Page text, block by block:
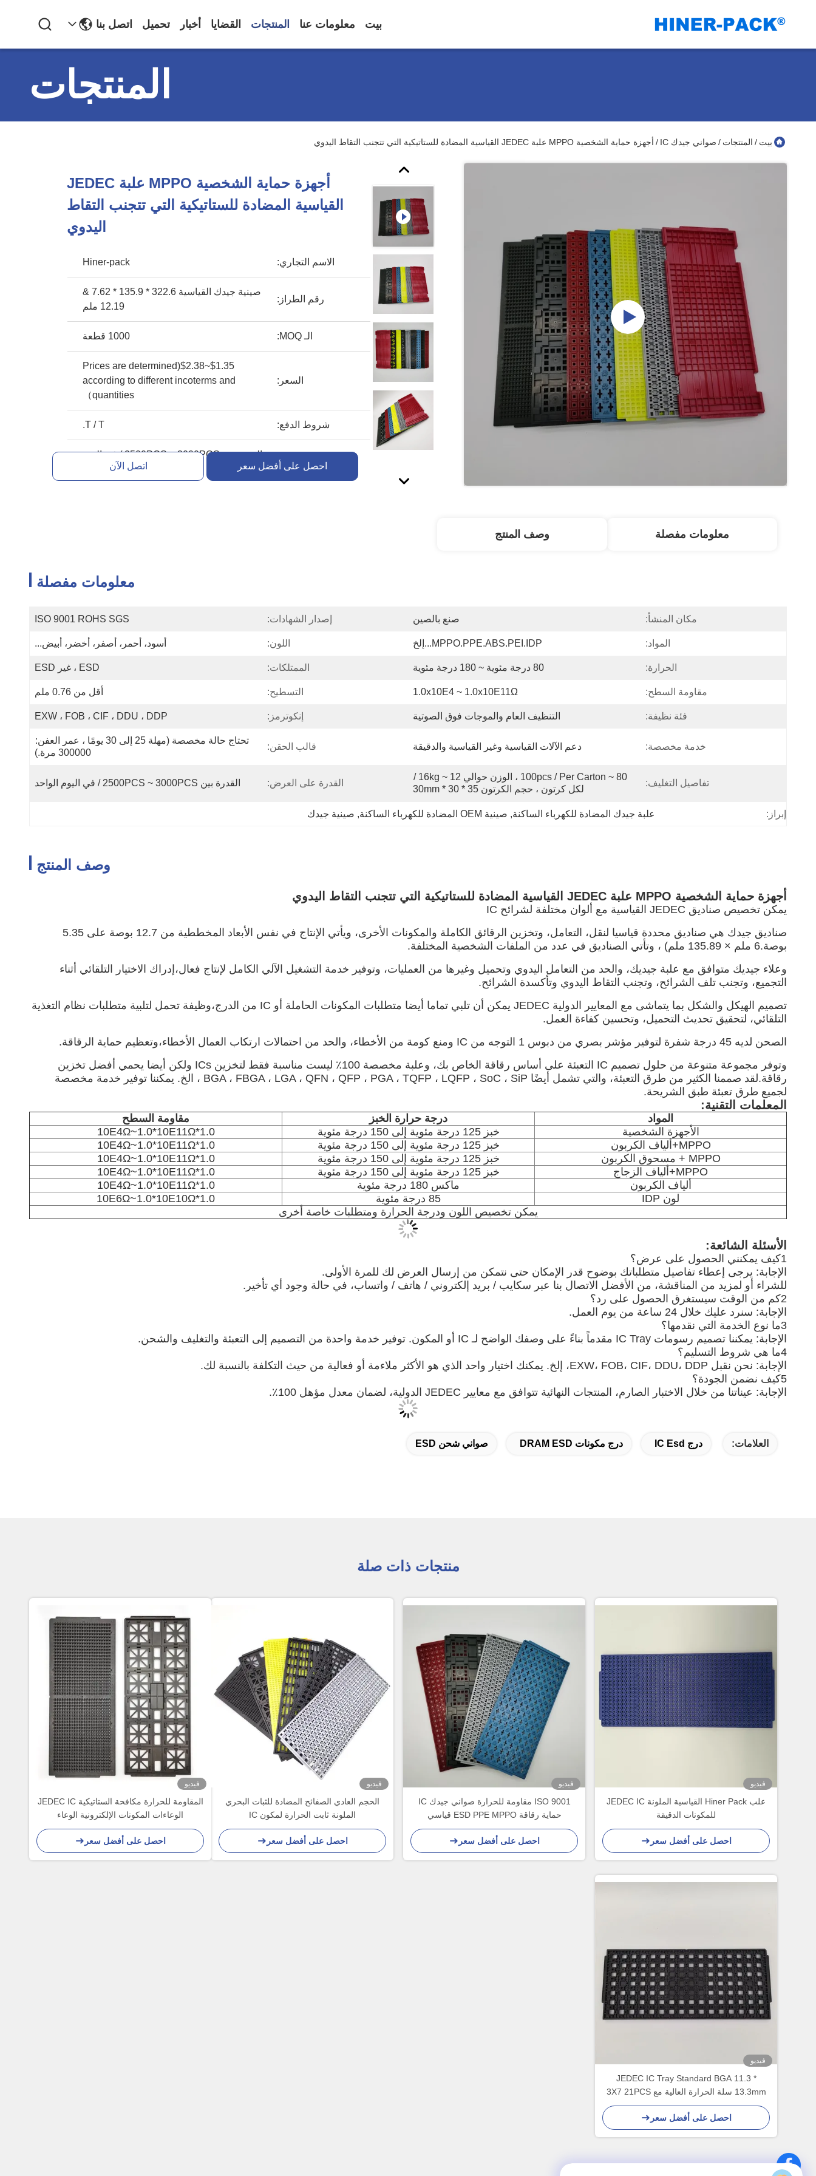
بيت معلومات عنا المنتجات القضايا أخبار تحميل اتصل بنا
المنتجات
بيت / المنتجات / صواني جيدك IC / أجهزة حماية الشخصية MPPO علبة JEDEC القياسية المضادة للستاتيكية التي تتجنب التقاط اليدوي
أجهزة حماية الشخصية MPPO علبة JEDEC
القياسية المضادة للستاتيكية التي تتجنب التقاط
اليدوي
الاسم التجاري: Hiner-pack
رقم الطراز:
صينية جيدك القياسية 322.6 * 135.9 * 7.62 &
12.19 ملم
الـ MOQ: 1000 قطعة
السعر:
$1.35~$2.38(Prices are determined
according to different incoterms and
quantities）
شروط الدفع: T / T.
القدرة على التوريد:
القدرة بين 2500PCS ~ 3000PCS / في اليوم
احصل على أفضل سعر اتصل الآن
معلومات مفصلة وصف المنتج
معلومات مفصلة
مكان المنشأ: صنع بالصين إصدار الشهادات: ISO 9001 ROHS SGS
المواد: MPPO.PPE.ABS.PEI.IDP...إلخ اللون: أسود، أحمر، أصفر، أخضر، أبيض...
الحرارة: 80 درجة مئوية ~ 180 درجة مئوية الممتلكات: ESD ، غير ESD
مقاومة السطح: 1.0x10E4 ~ 1.0x10E11Ω التسطيح: أقل من 0.76 ملم
فئة نظيفة: التنظيف العام والموجات فوق الصوتية إنكوترمز: EXW ، FOB ، CIF ، DDU ، DDP
خدمة مخصصة: دعم الآلات القياسية وغير القياسية والدقيقة قالب الحقن:
300000 مرة.)
تفاصيل التغليف:
لكل كرتون ، حجم الكرتون 35 * 30 * 30mm
القدرة على العرض: القدرة بين 2500PCS ~ 3000PCS / في اليوم الواحد
إبراز: علبة جيدك المضادة للكهرباء الساكنة, صينية OEM المضادة للكهرباء الساكنة , صينية جيدك
وصف المنتج
أجهزة حماية الشخصية MPPO علبة JEDEC القياسية المضادة للستاتيكية التي تتجنب التقاط اليدوي
يمكن تخصيص صناديق JEDEC القياسية مع ألوان مختلفة لشرائح IC
صناديق جيدك هي صناديق محددة قياسيا لنقل، التعامل، وتخزين الرقائق الكاملة والمكونات الأخرى، ويأتي الإنتاج في نفس الأبعاد المخططية من 12.7 بوصة على 5.35
بوصة.6 ملم × 135.89 ملم) ، وتأتي الصناديق في عدد من الملفات الشخصية المختلفة.
وعلاء جيديك متوافق مع علبة جيديك، والحد من التعامل اليدوي وتحميل وغيرها من العمليات، وتوفير خدمة التشغيل الآلي الكامل لإنتاج فعال،إدراك الاختيار التلقائي أثناء
التجميع، وتجنب تلف الشرائح، وتجنب التقاط اليدوي وتأكسدة الشرائح.
تصميم الهيكل والشكل بما يتماشى مع المعايير الدولية JEDEC يمكن أن تلبي تماما أيضا متطلبات المكونات الحاملة أو IC من الدرج،وظيفة تحمل لتلبية متطلبات نظام التغذية
التلقائي، لتحقيق تحديث التحميل، وتحسين كفاءة العمل.
الصحن لديه 45 درجة شفرة لتوفير مؤشر بصري من دبوس 1 التوجه من IC ومنع كومة من الأخطاء، والحد من احتمالات ارتكاب العمال الأخطاء،وتعظيم حماية الرقاقة.
وتوفر مجموعة متنوعة من حلول تصميم IC التعبئة على أساس رقاقة الخاص بك، وعلبة مخصصة 100٪ ليست مناسبة فقط لتخزين ICs ولكن أيضا يحمي أفضل تخزين
رقاقة.لقد صممنا الكثير من طرق التعبئة، والتي تشمل أيضًا BGA ، FBGA ، LGA ، QFN ، QFP ، PGA ، TQFP ، LQFP ، SoC ، SiP ، الخ. يمكننا توفير خدمة مخصصة
لجميع طرق تعبئة طبق الشريحة.
المعلمات التقنية:
المواد درجة حرارة الخبز
مقاومة السطح
الأجهزة الشخصية
خبز 125 درجة مئوية إلى 150 درجة مئوية
1.0*10E4Ω~1.0*10E11Ω
MPPO+ألياف الكربون
خبز 125 درجة مئوية إلى 150 درجة مئوية
1.0*10E4Ω~1.0*10E11Ω
MPPO + مسحوق الكربون
خبز 125 درجة مئوية إلى 150 درجة مئوية
1.0*10E4Ω~1.0*10E11Ω
MPPO+ألياف الزجاج
خبز 125 درجة مئوية إلى 150 درجة مئوية
1.0*10E4Ω~1.0*10E11Ω
ألياف الكربون
ماكس 180 درجة مئوية
1.0*10E4Ω~1.0*10E11Ω
لون IDP
85 درجة مئوية
1.0*10E6Ω~1.0*10E10Ω
يمكن تخصيص اللون ودرجة الحرارة ومتطلبات خاصة أخرى
الأسئلة الشائعة:
1كيف يمكنني الحصول على عرض؟
الإجابة: يرجى إعطاء تفاصيل متطلباتك بوضوح قدر الإمكان حتى نتمكن من إرسال العرض لك للمرة الأولى.
للشراء أو لمزيد من المناقشة، من الأفضل الاتصال بنا عبر سكايب / بريد إلكتروني / هاتف / واتساب، في حالة وجود أي تأخير.
2كم من الوقت سيستغرق الحصول على رد؟
الإجابة: سنرد عليك خلال 24 ساعة من يوم العمل.
3ما نوع الخدمة التي نقدمها؟
الإجابة: يمكننا تصميم رسومات IC Tray مقدماً بناءً على وصفك الواضح لـ IC أو المكون. توفير خدمة واحدة من التصميم إلى التعبئة والتغليف والشحن.
4ما هي شروط التسليم؟
الإجابة: نحن نقبل EXW، FOB، CIF، DDU، DDP، إلخ. يمكنك اختيار واحد الذي هو الأكثر ملاءمة أو فعالية من حيث التكلفة بالنسبة لك.
5كيف نضمن الجودة؟
الإجابة: عيناتنا من خلال الاختبار الصارم، المنتجات النهائية تتوافق مع معايير JEDEC الدولية، لضمان معدل مؤهل 100٪.
العلامات: درج IC Esd درج مكونات DRAM ESD صواني شحن ESD
منتجات ذات صلة
فيديو
علب Hiner Pack القياسية الملونة JEDEC IC
للمكونات الدقيقة
احصل على أفضل سعر
فيديو
ISO 9001 مقاومة للحرارة صواني جيدك IC
حماية رقاقة ESD PPE MPPO قياسي
احصل على أفضل سعر
فيديو
الحجم العادي الصفائح المضادة للثبات البحري
الملونة ثابت الحرارة لمكون IC
احصل على أفضل سعر
فيديو
المقاومة للحرارة مكافحة الستاتيكية JEDEC IC
الوعاءات المكونات الإلكترونية الوعاء
احصل على أفضل سعر
فيديو
JEDEC IC Tray Standard BGA 11.3 *
13.3mm سلة الحرارة العالية مع 3X7 21PCS
كمية مصفوفة
احصل على أفضل سعر